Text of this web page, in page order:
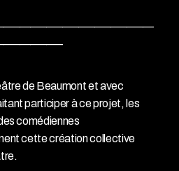
de Beaumont et avec
participer à ce projet, les
comédiennes
cette création collective